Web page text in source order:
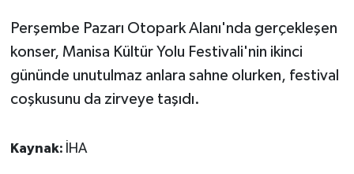
Perşembe Pazarı Otopark Alanı'nda gerçekleşen
konser, Manisa Kültür Yolu Festivali'nin ikinci
gününde unutulmaz anlara sahne olurken, festival
coşkusunu da zirveye taşıdı.
Kaynak: İHA
YAŞAM
YEREL
Yerel Haberler